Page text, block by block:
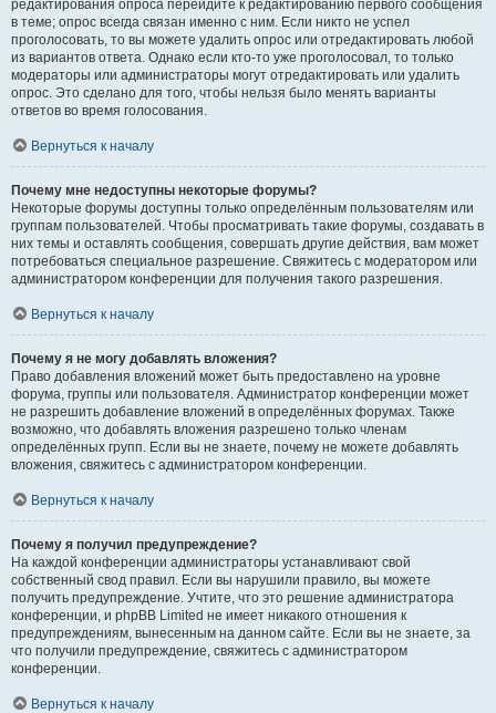
редактирования опроса перейдите к редактированию первого сообщения
в теме; опрос всегда связан именно с ним. Если никто не успел
проголосовать, то вы можете удалить опрос или отредактировать любой
из вариантов ответа. Однако если кто-то уже проголосовал, то только
модераторы или администраторы могут отредактировать или удалить
опрос. Это сделано для того, чтобы нельзя было менять варианты
ответов во время голосования.
Вернуться к началу
Почему мне недоступны некоторые форумы?
Некоторые форумы доступны только определённым пользователям или
группам пользователей. Чтобы просматривать такие форумы, создавать в
них темы и оставлять сообщения, совершать другие действия, вам может
потребоваться специальное разрешение. Свяжитесь с модератором или
администратором конференции для получения такого разрешения.
Вернуться к началу
Почему я не могу добавлять вложения?
Право добавления вложений может быть предоставлено на уровне
форума, группы или пользователя. Администратор конференции может
не разрешить добавление вложений в определённых форумах. Также
возможно, что добавлять вложения разрешено только членам
определённых групп. Если вы не знаете, почему не можете добавлять
вложения, свяжитесь с администратором конференции.
Вернуться к началу
Почему я получил предупреждение?
На каждой конференции администраторы устанавливают свой
собственный свод правил. Если вы нарушили правило, вы можете
получить предупреждение. Учтите, что это решение администратора
конференции, и phpBB Limited не имеет никакого отношения к
предупреждениям, вынесенным на данном сайте. Если вы не знаете, за
что получили предупреждение, свяжитесь с администратором
конференции.
Вернуться к началу